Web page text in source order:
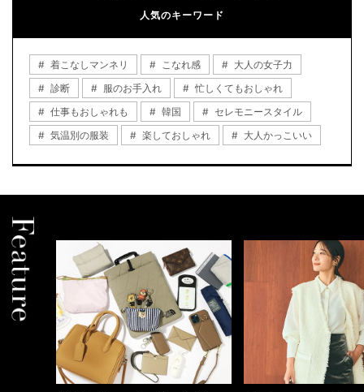
人気のキーワード
着こなしマンネリ こなれ感
大人の女子力
診断
服のお手入れ
忙しくてもおしゃれ
仕事もおしゃれも
韓国
セレモニースタイル
気温別の服装
楽しておしゃれ 大人かっこいい